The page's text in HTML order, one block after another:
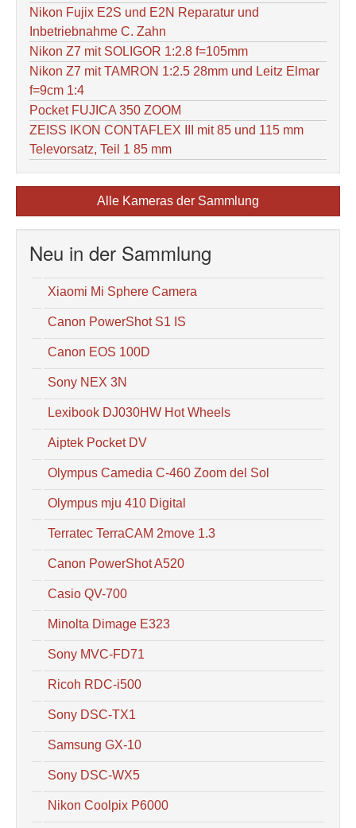
Nikon Fujix E2S und E2N Reparatur und
Inbetriebnahme C. Zahn
Nikon Z7 mit SOLIGOR 1:2.8 f=105mm
Nikon Z7 mit TAMRON 1:2.5 28mm und Leitz Elmar
f=9cm 1:4
Pocket FUJICA 350 ZOOM
ZEISS IKON CONTAFLEX III mit 85 und 115 mm
Televorsatz, Teil 1 85 mm
Alle Kameras der Sammlung
Neu in der Sammlung
Xiaomi Mi Sphere Camera
Canon PowerShot S1 IS
Canon EOS 100D
Sony NEX 3N
Lexibook DJ030HW Hot Wheels
Aiptek Pocket DV
Olympus Camedia C-460 Zoom del Sol
Olympus mju 410 Digital
Terratec TerraCAM 2move 1.3
Canon PowerShot A520
Casio QV-700
Minolta Dimage E323
Sony MVC-FD71
Ricoh RDC-i500
Sony DSC-TX1
Samsung GX-10
Sony DSC-WX5
Nikon Coolpix P6000